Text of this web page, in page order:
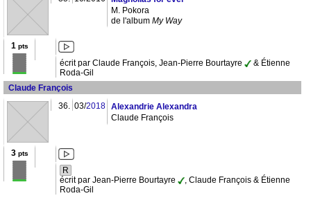
M. Pokora
de l'album My Way
1 pts
écrit par Claude François, Jean-Pierre Bourtayre
& Étienne
Roda-Gil
Claude François
36. 03/2018 Alexandrie Alexandra
Claude François
3pts
R
écrit par Jean-Pierre Bourtayre
, Claude François & Étienne
Roda-Gil